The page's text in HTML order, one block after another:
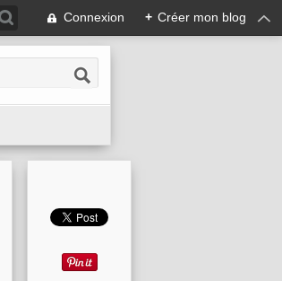
Connexion + Créer mon blog